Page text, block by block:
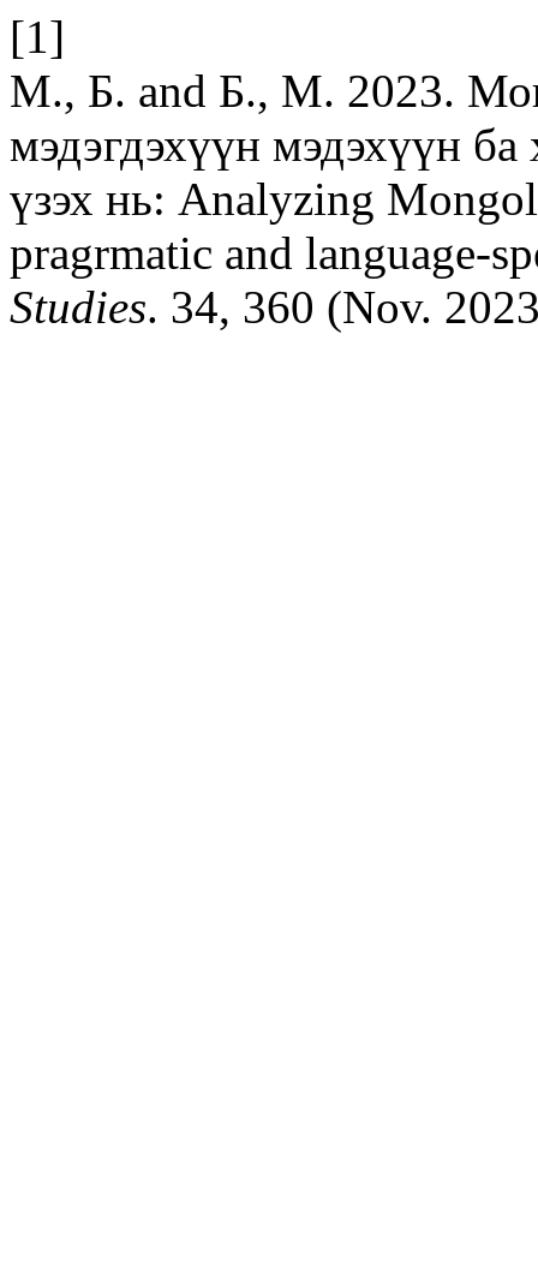
[1]
М., Б. and Б., М. 2023.
мэдэгдэхүүн мэдэхүүн ба
үзэх нь: Analyzing
pragrmatic and language-
Studies. 34, 360 (Nov.